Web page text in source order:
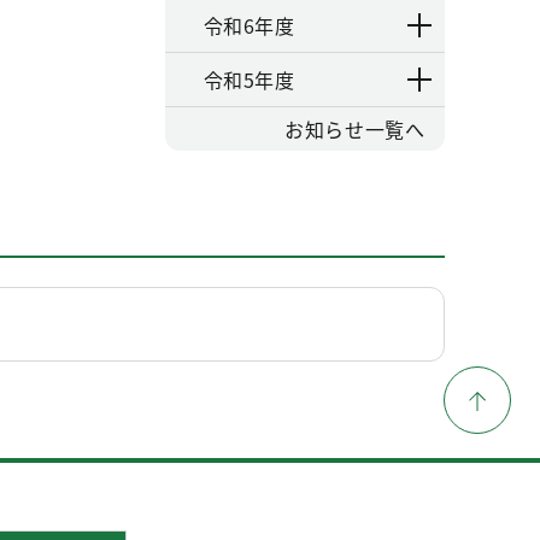
令和6年度
令和5年度
お知らせ一覧へ